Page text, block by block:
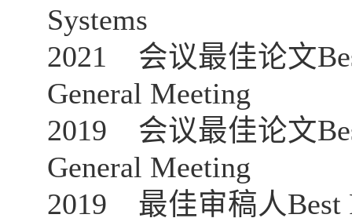
Systems
2021 会议最佳论文
General Meeting
2019 会议最佳论文
General Meeting
2019 最佳审稿人Best